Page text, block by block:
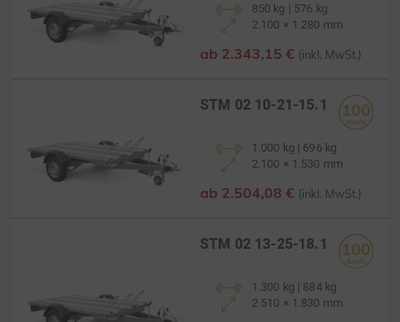
850 kg | 576 kg
2.100 × 1.280 mm
ab 2.343,15 € (inkl. MwSt.)
STM 02 10-21-15.1
1.000 kg | 696 kg
2.100 × 1.530 mm
ab 2.504,08 € (inkl. MwSt.)
STM 02 13-25-18.1
1.300 kg | 884 kg
2.510 × 1.830 mm